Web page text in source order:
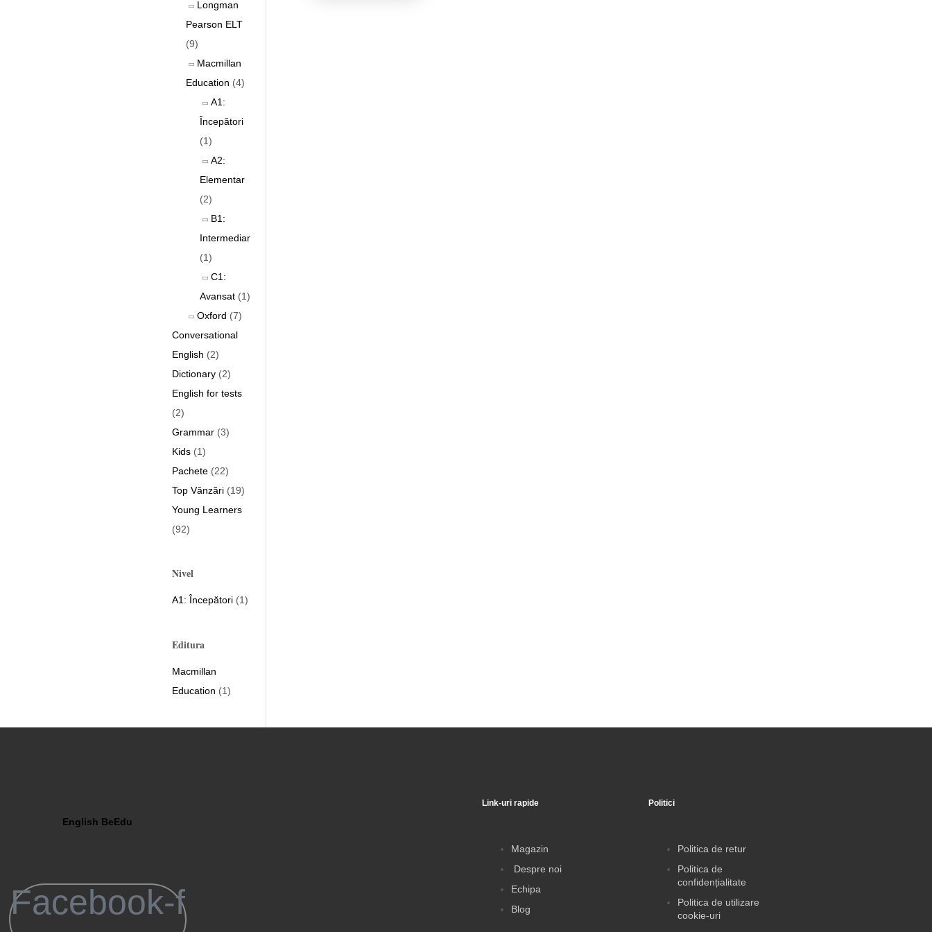
Longman
Pearson ELT
(9)
Macmillan
Education (4)
A1:
Începători
(1)
A2:
Elementar
(2)
B1:
Intermediar
(1)
C1:
Avansat (1)
Oxford (7)
Conversational
English (2)
Dictionary (2)
English for tests
(2)
Grammar (3)
Kids (1)
Pachete (22)
Top Vânzări (19)
Young Learners
(92)
Nivel
A1: Începători (1)
Editura
Macmillan
Education (1)
English BeEdu
Facebook-f
Link-uri rapide
Magazin
Despre noi
Echipa
Blog
Politici
Politica de retur
Politica de
confidențialitate
Politica de utilizare
cookie-uri